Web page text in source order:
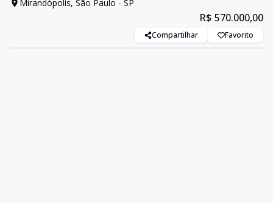
Mirandópolis, São Paulo - SP
R$ 570.000,00
Compartilhar Favorito